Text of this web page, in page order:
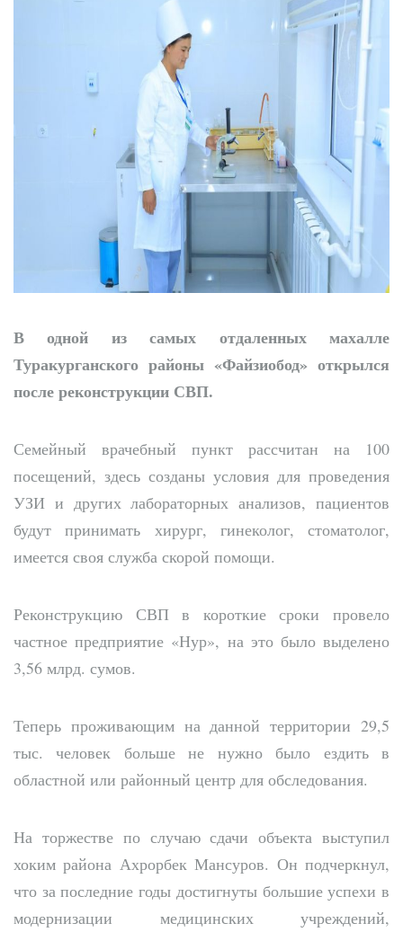
Диалог без
формальностей: хоким
выслушал молодежь
В одной из самых отдаленных махалле
Туракурганского районы «Файзиобод» открылся
после реконструкции СВП.
Семейный врачебный пункт рассчитан на 100
посещений, здесь созданы условия для проведения
УЗИ и других лабораторных анализов, пациентов
будут принимать хирург, гинеколог, стоматолог,
имеется своя служба скорой помощи.
Реконструкцию СВП в короткие сроки провело
частное предприятие «Нур», на это было выделено
3,56 млрд. сумов.
Теперь проживающим на данной территории 29,5
тыс. человек больше не нужно было ездить в
областной или районный центр для обследования.
На торжестве по случаю сдачи объекта выступил
хоким района Ахрорбек Мансуров. Он подчеркнул,
что за последние годы достигнуты большие успехи в
модернизации медицинских учреждений,